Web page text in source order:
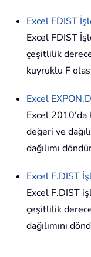
Excel FDIST
Excel FDIST
çeşitlilik
kuyruklu F
Excel
Excel 2010'da
değeri ve
dağılımı
Excel F.DIST
Excel F.DIST
çeşitlilik
dağılımını